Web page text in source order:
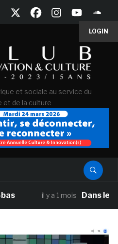
LOGIN
et sociale au service du
et de la culture
il y a 1 mois Dans le cadre de